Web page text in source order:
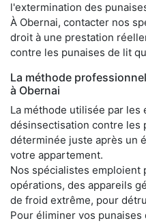
l'extermination des
À Obernai, contacter nos
droit à une prestation
contre les punaises de lit
La méthode
à Obernai
La méthode utilisée par
désinsectisation contre les
déterminée juste après un
votre appartement.
Nos spécialistes emploient
opérations, des appareils
de froid extrême, pour
Pour éliminer vos